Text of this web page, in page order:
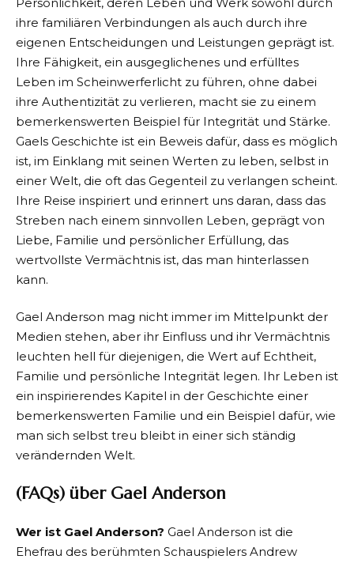
ihre familiären Verbindungen als auch durch ihre
eigenen Entscheidungen und Leistungen geprägt ist.
Ihre Fähigkeit, ein ausgeglichenes und erfülltes
Leben im Scheinwerferlicht zu führen, ohne dabei
ihre Authentizität zu verlieren, macht sie zu einem
bemerkenswerten Beispiel für Integrität und Stärke.
Gaels Geschichte ist ein Beweis dafür, dass es möglich
ist, im Einklang mit seinen Werten zu leben, selbst in
einer Welt, die oft das Gegenteil zu verlangen scheint.
Ihre Reise inspiriert und erinnert uns daran, dass das
Streben nach einem sinnvollen Leben, geprägt von
Liebe, Familie und persönlicher Erfüllung, das
wertvollste Vermächtnis ist, das man hinterlassen
kann.
Gael Anderson mag nicht immer im Mittelpunkt der
Medien stehen, aber ihr Einfluss und ihr Vermächtnis
leuchten hell für diejenigen, die Wert auf Echtheit,
Familie und persönliche Integrität legen. Ihr Leben ist
ein inspirierendes Kapitel in der Geschichte einer
bemerkenswerten Familie und ein Beispiel dafür, wie
man sich selbst treu bleibt in einer sich ständig
verändernden Welt.
(FAQs) über Gael Anderson
Wer ist Gael Anderson? Gael Anderson ist die
Ehefrau des berühmten Schauspielers Andrew